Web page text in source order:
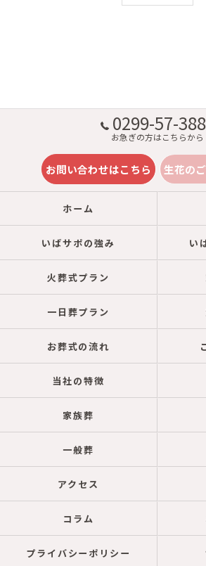
0299-57-
お急ぎの方はこちらから
お問い合わせはこちら 生花の
ホーム
いばサポの強み い
火葬式プラン
一日葬プラン
お葬式の流れ
当社の特徴
家族葬
一般葬
アクセス
コラム
プライバシーポリシー